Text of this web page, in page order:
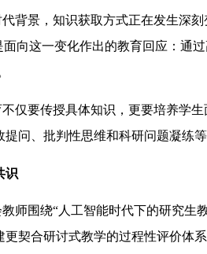
背景，知识获取方式正在发生深
向这一变化作出的教育回应：通
仅要传授具体知识，更要培养学
问、批判性思维和科研问题凝练等
识
师围绕“人工智能时代下的研究
契合研讨式教学的过程性评价体